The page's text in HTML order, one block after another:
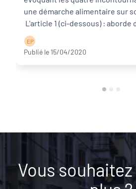
une démarche alimentaire sur
E P
Publié le 15/04/2020
Vous